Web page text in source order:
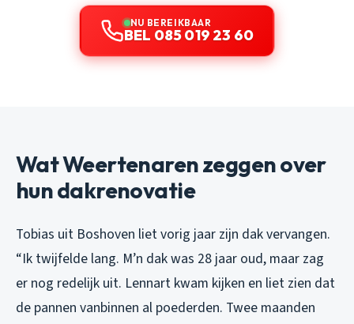
NU BEREIKBAAR
BEL 085 019 23 60
Wat Weertenaren zeggen over
hun dakrenovatie
Tobias uit Boshoven liet vorig jaar zijn dak vervangen.
“Ik twijfelde lang. M’n dak was 28 jaar oud, maar zag
er nog redelijk uit. Lennart kwam kijken en liet zien dat
de pannen vanbinnen al poederden. Twee maanden